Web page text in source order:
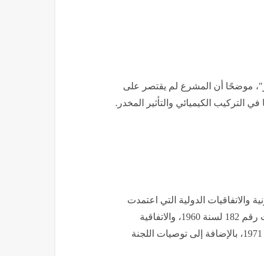
موضحًا أن المشرع لم يقتصر على
التركيب الكيميائي والتأثير المخدر.
والاتفاقيات الدولية التي اعتمدت
عليها قرارات وزير الصحة، ومن بينها قانون مكافحة المخدرات رقم 182 لسنة 1960، والاتفاقية
الوحيدة للمخدرات لعام 1961، واتفاقية المؤثرات العقلية لعام 1971، بالإضافة إلى توصيات اللجنة